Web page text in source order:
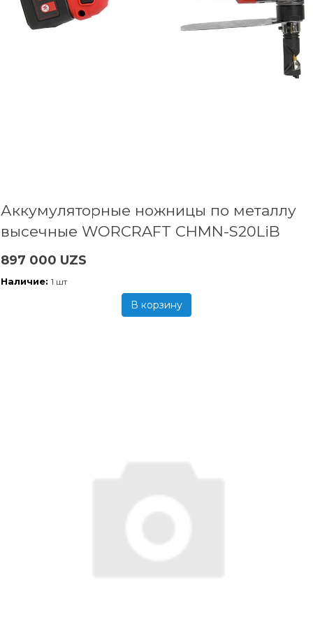
Аккумуляторные ножницы по металлу
высечные WORCRAFT CHMN-S20LiB
897 000 UZS
Наличие: 1 шт
В корзину